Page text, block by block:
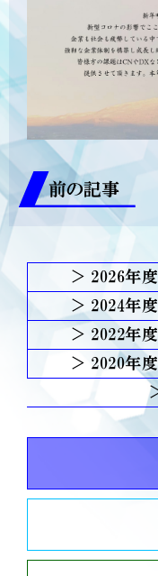
前の記事
2026
2024
2022
2020